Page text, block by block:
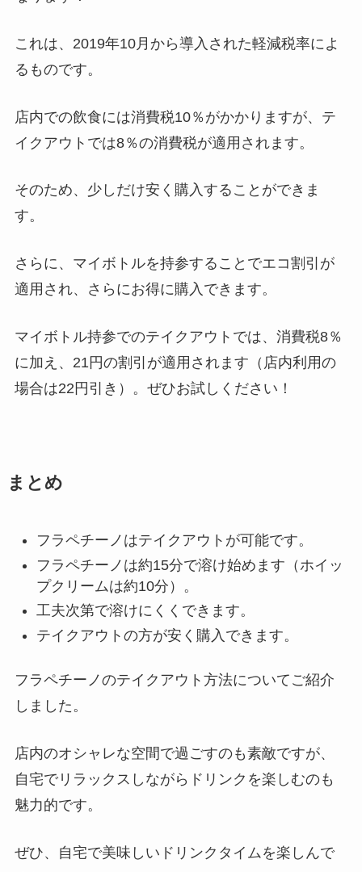
これは、2019年10月から導入された軽減税率によ
るものです。
店内での飲食には消費税10％がかかりますが、テ
イクアウトでは8％の消費税が適用されます。
そのため、少しだけ安く購入することができま
す。
さらに、マイボトルを持参することでエコ割引が
適用され、さらにお得に購入できます。
マイボトル持参でのテイクアウトでは、消費税8％
に加え、21円の割引が適用されます（店内利用の
場合は22円引き）。ぜひお試しください！
まとめ
フラペチーノはテイクアウトが可能です。
フラペチーノは約15分で溶け始めます（ホイッ
プクリームは約10分）。
工夫次第で溶けにくくできます。
テイクアウトの方が安く購入できます。
フラペチーノのテイクアウト方法についてご紹介
しました。
店内のオシャレな空間で過ごすのも素敵ですが、
自宅でリラックスしながらドリンクを楽しむのも
魅力的です。
ぜひ、自宅で美味しいドリンクタイムを楽しんで